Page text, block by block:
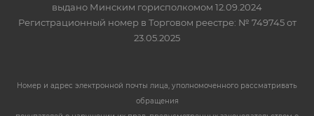
выдано Минским горисполкомом 12.09.2024
Регистрационный номер в Торговом реестре: № 749745 от
23.05.2025
Номер и адрес электронной почты лица, уполномоченного рассматривать
обращения